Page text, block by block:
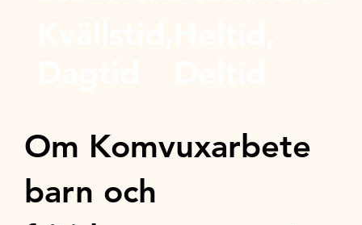
Om Komvuxarbete
barn och